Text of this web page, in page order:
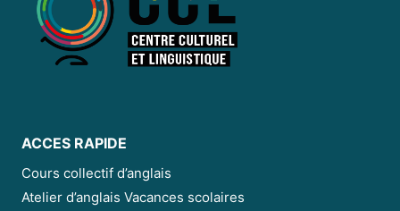
ACCES RAPIDE
Cours collectif d’anglais
Atelier d’anglais Vacances scolaires